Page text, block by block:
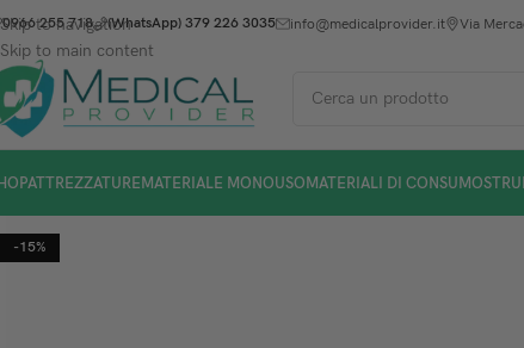
Skip to navigation
Skip to main content
0966 255 718 (WhatsApp) 379 226 3035 info@medicalprovider.it Via
ATTREZZATUREMATERIALE MONOUSOMATERIALI DI CONSUMO
-15%